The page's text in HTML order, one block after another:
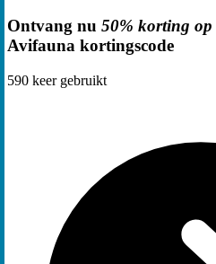
Ontvang nu 50% korting op
Avifauna kortingscode
590 keer gebruikt